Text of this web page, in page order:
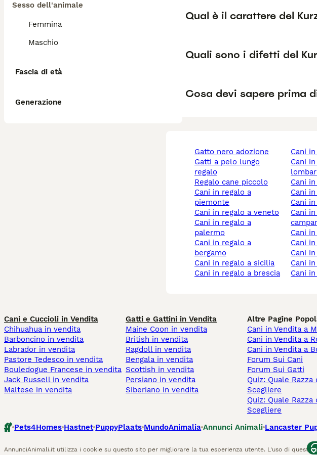
Sesso dell'animale
Femmina
Maschio
Fascia di età
Generazione
Qual è il carattere del
Quali sono i difetti del
Cosa devi sapere prima
gatto nero adozione
gatti a pelo lungo
regalo
regalo cane piccolo
cani in regalo a
piemonte
cani in regalo a veneto
cani in regalo a
palermo
cani in regalo a
bergamo
cani in regalo a sicilia
cani in regalo a brescia
cani
cani in regalo a
cani
cani
cani
cani in regalo a
cani
cani
cani
cani
cani
Cani e Cuccioli in Vendita
Chihuahua in vendita
Barboncino in vendita
Labrador in vendita
Pastore Tedesco in vendita
Bouledogue Francese in vendita
Jack Russell in vendita
Maltese in vendita
Gatti e Gattini in Vendita
Maine Coon in vendita
British in vendita
Ragdoll in vendita
Bengala in vendita
Scottish in vendita
Persiano in vendita
Siberiano in vendita
Altre Pagine
Cani in Vendita a
Cani in Vendita a
Cani in Vendita a
Forum Sui Cani
Forum Sui Gatti
Quiz: Quale Razza
Scegliere
Quiz: Quale Razza
Scegliere
Pets4Homes Hastnet PuppyPlaats MundoAnimalia Annunci Animali Lancaster
AnnunciAnimali.it utilizza i cookie su questo sito per migliorare la tua esperienza utente. L'uso di questo